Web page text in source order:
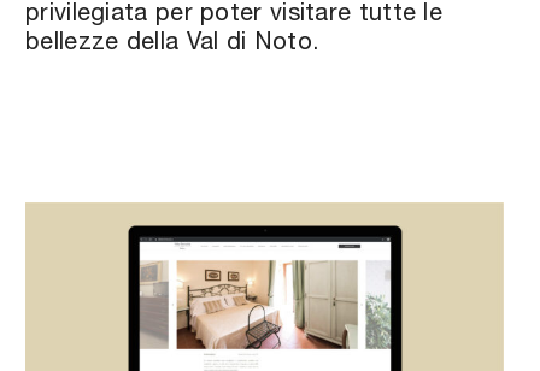
privilegiata per poter visitare tutte le
bellezze della Val di Noto.